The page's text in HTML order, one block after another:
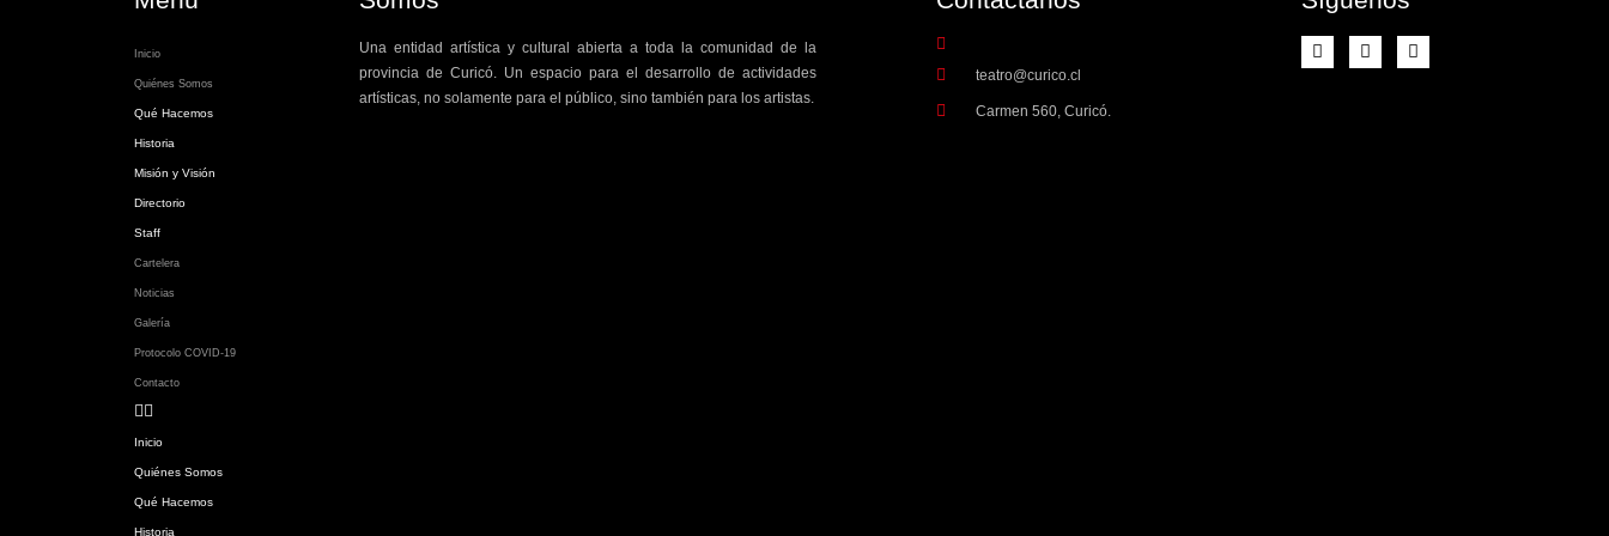
Inicio
Quiénes Somos
Qué Hacemos
Historia
Misión y Visión
Directorio
Staff
Cartelera
Noticias
Galería
Protocolo COVID-19
Contacto
Inicio
Quiénes Somos
Qué Hacemos
Historia
Una entidad artística y cultural abierta a toda la comunidad de la
provincia de Curicó. Un espacio para el desarrollo de actividades
artísticas, no solamente para el público, sino también para los artistas.
teatro@curico.cl
Carmen 560, Curicó.